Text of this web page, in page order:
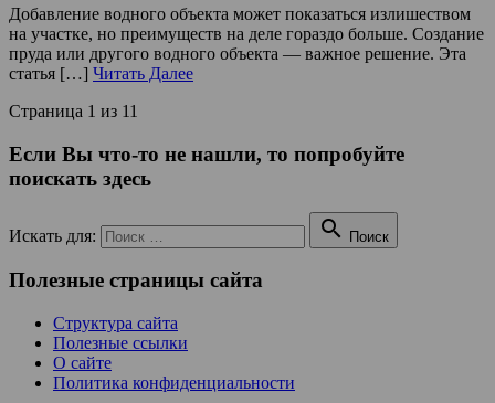
Добавление водного объекта может показаться излишеством
на участке, но преимуществ на деле гораздо больше. Создание
пруда или другого водного объекта — важное решение. Эта
статья […] Читать Далее
Страница 1 из 11
Если Вы что-то не нашли, то попробуйте
поискать здесь
Искать для:  Поиск
Полезные страницы сайта
Структура сайта
Полезные ссылки
О сайте
Политика конфиденциальности